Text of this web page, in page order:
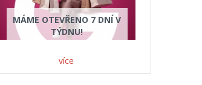
MÁME OTEVŘENO 7 DNÍ V
TÝDNU!
více